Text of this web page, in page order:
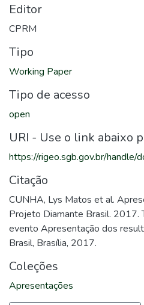
Editor
CPRM
Tipo
Working Paper
Tipo de acesso
open
URI - Use o link abaixo
https://rigeo.sgb.gov.br/handle/
Citação
CUNHA, Lys Matos et al.
Projeto Diamante Brasil. 2017.
evento Apresentação dos
Brasil, Brasília, 2017.
Coleções
Apresentações